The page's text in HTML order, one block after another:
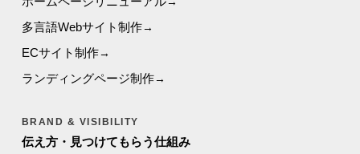
多言語Webサイト制作
ECサイト制作
ランディングページ制作
BRAND & VISIBILITY
伝え方・見つけてもらう仕組み